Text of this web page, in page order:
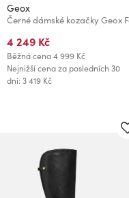
Geox
4 249 Kč
Běžná cena4 999 Kč
Nejnižší cena za posledních 30
dní: 3 419 Kč